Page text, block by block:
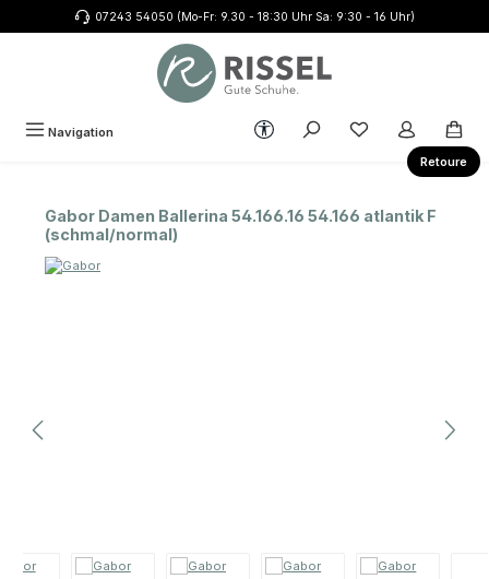
Zum Hauptinhalt springen07243 54050 (Mo-Fr: 9.30 - 18:30 Uhr Sa: 9:30 - 16 Uhr)
Retoure
Navigation Werkzeugleiste anzeigen
Du hast 0
Gabor Damen Ballerina 54.166.16 54.166 atlantik F
(schmal/normal)